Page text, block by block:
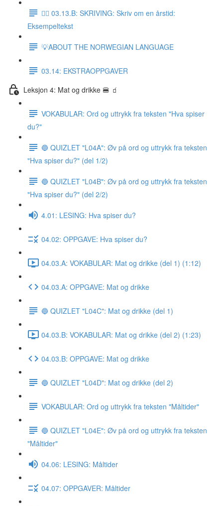
✍🏼 03.13.B: SKRIVING: Skriv om en årstid:
Eksempeltekst
💡ABOUT THE NORWEGIAN LANGUAGE
03.14: EKSTRAOPPGAVER
Leksjon 4: Mat og drikke 🍔 🧃
VOKABULAR: Ord og uttrykk fra teksten "Hva spiser
du?"
🔵 QUIZLET "L04A": Øv på ord og uttrykk fra teksten
"Hva spiser du?" (del 1/2)
🔵 QUIZLET "L04B": Øv på ord og uttrykk fra teksten
"Hva spiser du?" (del 2/2)
4.01: LESING: Hva spiser du?
04.02: OPPGAVE: Hva spiser du?
04.03.A: VOKABULAR: Mat og drikke (del 1) (1:12)
04.03.A: OPPGAVE: Mat og drikke
🔵 QUIZLET "L04C": Mat og drikke (del 1)
04.03.B: VOKABULAR: Mat og drikke (del 2) (1:23)
04.03.B: OPPGAVE: Mat og drikke
🔵 QUIZLET "L04D": Mat og drikke (del 2)
VOKABULAR: Ord og uttrykk fra teksten "Måltider"
🔵 QUIZLET "L04E": Øv på ord og uttrykk fra teksten
"Måltider"
04.06: LESING: Måltider
04.07: OPPGAVER: Måltider